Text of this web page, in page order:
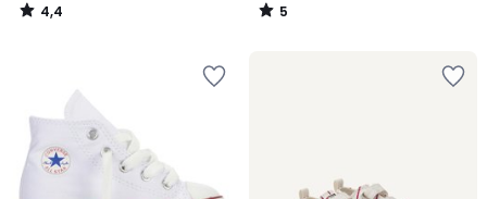
4,4
/
5
/